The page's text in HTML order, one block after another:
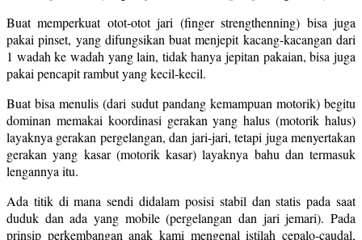
Buat memperkuat otot-otot jari (finger strengthenning) bisa juga
pakai pinset, yang difungsikan buat menjepit kacang-kacangan dari
1 wadah ke wadah yang lain, tidak hanya jepitan pakaian, bisa juga
pakai pencapit rambut yang kecil-kecil.
Buat bisa menulis (dari sudut pandang kemampuan motorik) begitu
dominan memakai koordinasi gerakan yang halus (motorik halus)
layaknya gerakan pergelangan, dan jari-jari, tetapi juga menyertakan
gerakan yang kasar (motorik kasar) layaknya bahu dan termasuk
lengannya itu.
Ada titik di mana sendi didalam posisi stabil dan statis pada saat
duduk dan ada yang mobile (pergelangan dan jari jemari). Pada
prinsip perkembangan anak kami mengenal istilah cepalo-caudal,